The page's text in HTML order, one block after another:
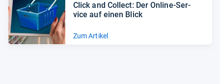
Click and Col­lect: Der Online-​Ser­
vice auf einen Blick
Zum Artikel